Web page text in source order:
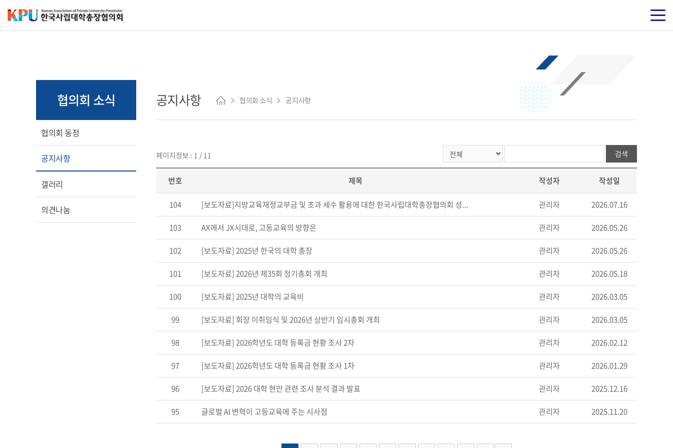
협의회 소식
협의회 동정
공지사항
갤러리
의견나눔
공지사항 협의회 소식 공지사항
페이지정보 : 1 / 11 검색
번호 제목 작성자 작성일
104 [보도자료]지방교육재정교부금 및 초과 세수 활용에 대한 한국사립대학총장협의회 성... 관리자 2026.07.16
103 AX에서 JX시대로, 고등교육의 방향은 관리자 2026.05.26
102 [보도자료] 2025년 한국의 대학 총장 관리자 2026.05.26
101 [보도자료] 2026년 제35회 정기총회 개최 관리자 2026.05.18
100 [보도자료] 2025년 대학의 교육비 관리자 2026.03.05
99 [보도자료] 회장 이취임식 및 2026년 상반기 임시총회 개최 관리자 2026.03.05
98 [보도자료] 2026학년도 대학 등록금 현황 조사 2차 관리자 2026.02.12
97 [보도자료] 2026학년도 대학 등록금 현황 조사 1차 관리자 2026.01.29
96 [보도자료] 2026 대학 현안 관련 조사 분석 결과 발표 관리자 2025.12.16
95 글로벌 AI 변혁이 고등교육에 주는 시사점 관리자 2025.11.20